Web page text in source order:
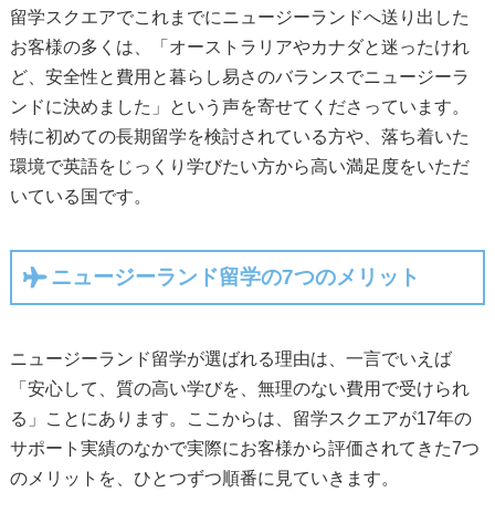
留学スクエアでこれまでにニュージーランドへ送り出した
お客様の多くは、「オーストラリアやカナダと迷ったけれ
ど、安全性と費用と暮らし易さのバランスでニュージーラ
ンドに決めました」という声を寄せてくださっています。
特に初めての長期留学を検討されている方や、落ち着いた
環境で英語をじっくり学びたい方から高い満足度をいただ
いている国です。
ニュージーランド留学の7つのメリット
ニュージーランド留学が選ばれる理由は、一言でいえば
「安心して、質の高い学びを、無理のない費用で受けられ
る」ことにあります。ここからは、留学スクエアが17年の
サポート実績のなかで実際にお客様から評価されてきた7つ
のメリットを、ひとつずつ順番に見ていきます。